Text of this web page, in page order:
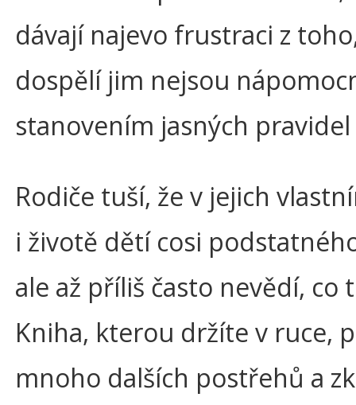
dávají najevo frustraci z
dospělí jim nejsou
stanovením jasných
Rodiče tuší, že v jejich
i životě dětí cosi
ale až příliš často nevědí, co
Kniha, kterou držíte v ruce,
mnoho dalších postřehů a